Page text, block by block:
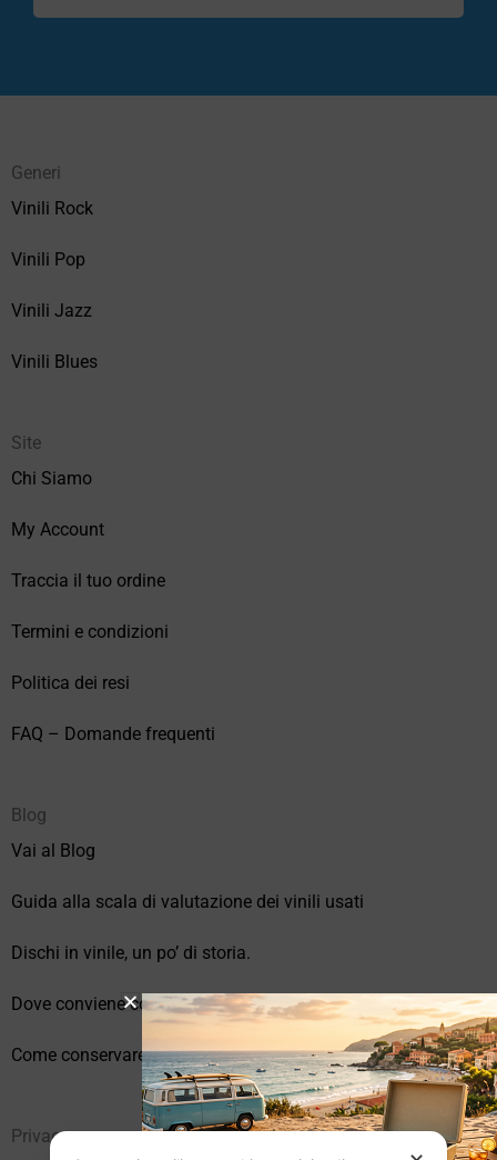
Generi
Vinili Rock
Vinili Pop
Vinili Jazz
Vinili Blues
Site
Chi Siamo
My Account
Traccia il tuo ordine
Termini e condizioni
Politica dei resi
FAQ – Domande frequenti
Blog
Vai al Blog
Guida alla scala di valutazione dei vinili usati
Dischi in vinile, un po’ di storia.
Dove conviene comprare vinili online?
Come conservare correttamente i vinili usati
Privacy